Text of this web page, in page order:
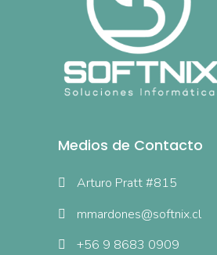
Medios de Contacto
Arturo Pratt #815
mmardones@softnix.cl
+56 9 8683 0909